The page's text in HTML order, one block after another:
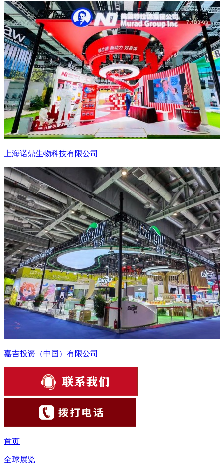
上海诺鼎生物科技有限公司
嘉吉投资（中国）有限公司
首页
全球展览